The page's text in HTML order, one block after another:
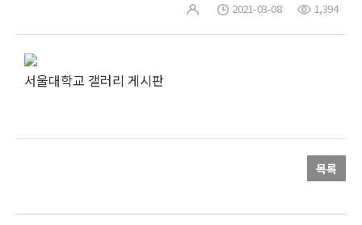
2021-03-08 1,394
서울대학교 갤러리 게시판
목록